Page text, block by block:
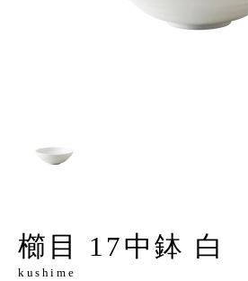
櫛目 17中鉢 白
kushime